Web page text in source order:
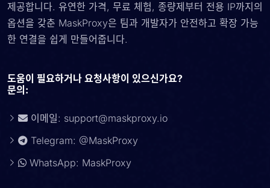
제공합니다. 유연한 가격, 무료 체험, 종량제부터 전용 IP까지의
옵션을 갖춘 MaskProxy은 팀과 개발자가 안전하고 확장 가능
한 연결을 쉽게 만들어줍니다.
도움이 필요하거나 요청사항이 있으신가요?
문의:
이메일: support@maskproxy.io
Telegram: @MaskProxy
WhatsApp: MaskProxy